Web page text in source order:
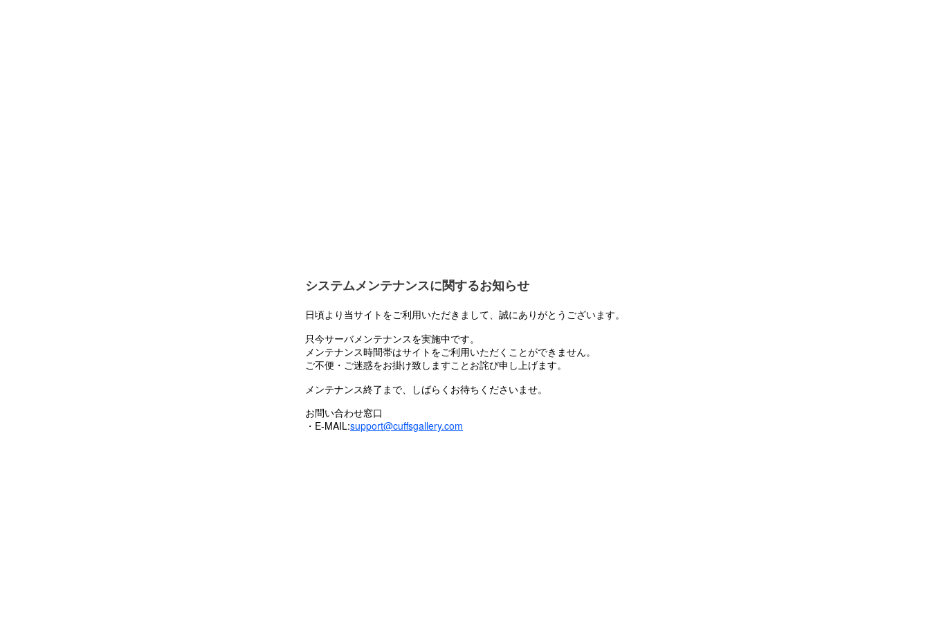
システムメンテナンスに関するお知らせ
日頃より当サイトをご利用いただきまして、誠にありがとうございます。
只今サーバメンテナンスを実施中です。
メンテナンス時間帯はサイトをご利用いただくことができません。
ご不便・ご迷惑をお掛け致しますことお詫び申し上げます。
メンテナンス終了まで、しばらくお待ちくださいませ。
お問い合わせ窓口
・E-MAIL:support@cuffsgallery.com